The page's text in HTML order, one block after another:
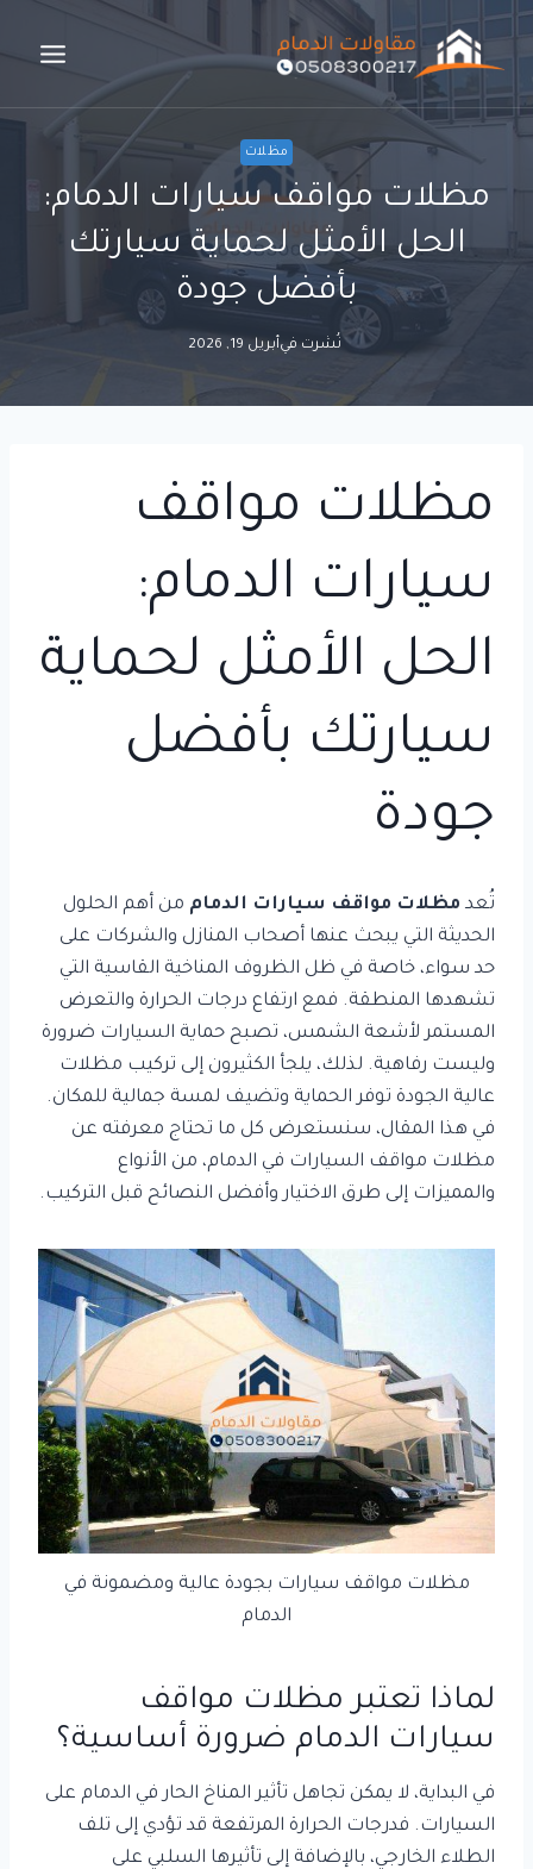
التجاوز
مظلات
مظلات مواقف سيارات الدمام:
الحل الأمثل لحماية سيارتك
بأفضل جودة
نُشرت فيأبريل 19, 2026
مظلات مواقف
سيارات الدمام:
الحل الأمثل لحماية
سيارتك بأفضل
جودة
تُعد مظلات مواقف سيارات الدمام من أهم الحلول
الحديثة التي يبحث عنها أصحاب المنازل والشركات على
حد سواء، خاصة في ظل الظروف المناخية القاسية التي
تشهدها المنطقة. فمع ارتفاع درجات الحرارة والتعرض
المستمر لأشعة الشمس، تصبح حماية السيارات ضرورة
وليست رفاهية. لذلك، يلجأ الكثيرون إلى تركيب مظلات
عالية الجودة توفر الحماية وتضيف لمسة جمالية للمكان.
في هذا المقال، سنستعرض كل ما تحتاج معرفته عن
مظلات مواقف السيارات في الدمام، من الأنواع
والمميزات إلى طرق الاختيار وأفضل النصائح قبل التركيب.
مظلات مواقف سيارات بجودة عالية ومضمونة في
الدمام
لماذا تعتبر مظلات مواقف
سيارات الدمام ضرورة أساسية؟
في البداية، لا يمكن تجاهل تأثير المناخ الحار في الدمام على
السيارات. فدرجات الحرارة المرتفعة قد تؤدي إلى تلف
الطلاء الخارجي، بالإضافة إلى تأثيرها السلبي على